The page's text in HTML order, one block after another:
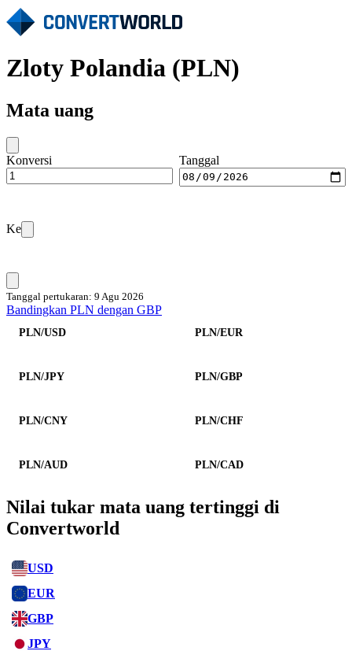
Zloty Polandia (PLN)
Mata uang
Konversi Tanggal
Ke
Tanggal pertukaran: 9 Agu 2026
Bandingkan PLN dengan GBP
PLN/USD PLN/EUR
PLN/JPY PLN/GBP
PLN/CNY PLN/CHF
PLN/AUD PLN/CAD
Nilai tukar mata uang tertinggi di
Convertworld
USD
EUR
GBP
JPY